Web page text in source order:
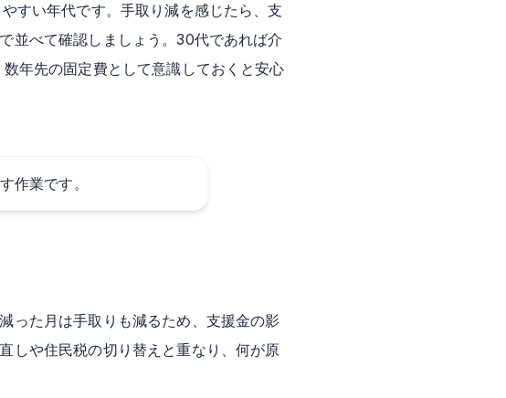
すい年代です。手取り減を感じたら、支
並べて確認しましょう。30代であれば介
年先の固定費として意識しておくと安心
作業です。
った月は手取りも減るため、支援金の影
しや住民税の切り替えと重なり、何が原